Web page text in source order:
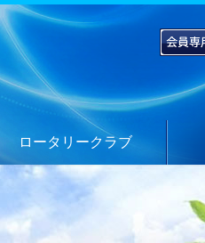
ロータリークラブ